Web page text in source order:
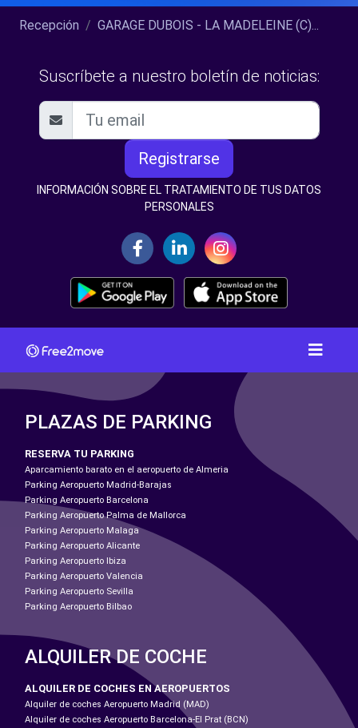
Recepción GARAGE DUBOIS - LA MADELEINE (C)...
Suscríbete a nuestro boletín de noticias:
Registrarse
INFORMACIÓN SOBRE EL TRATAMIENTO DE TUS DATOS
PERSONALES
PLAZAS DE PARKING
RESERVA TU PARKING
Aparcamiento barato en el aeropuerto de Almeria
Parking Aeropuerto Madrid-Barajas
Parking Aeropuerto Barcelona
Parking Aeropuerto Palma de Mallorca
Parking Aeropuerto Malaga
Parking Aeropuerto Alicante
Parking Aeropuerto Ibiza
Parking Aeropuerto Valencia
Parking Aeropuerto Sevilla
Parking Aeropuerto Bilbao
ALQUILER DE COCHE
ALQUILER DE COCHES EN AEROPUERTOS
Alquiler de coches Aeropuerto Madrid (MAD)
Alquiler de coches Aeropuerto Barcelona-El Prat (BCN)